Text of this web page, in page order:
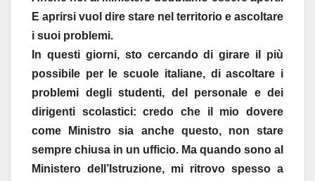
E aprirsi vuol dire stare nel territorio e ascoltare
i suoi problemi.
In questi giorni, sto cercando di girare il più
possibile per le scuole italiane, di ascoltare i
problemi degli studenti, del personale e dei
dirigenti scolastici: credo che il mio dovere
come Ministro sia anche questo, non stare
sempre chiusa in un ufficio. Ma quando sono al
Ministero dell’Istruzione, mi ritrovo spesso a